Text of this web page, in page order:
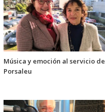
Música y emoción al servicio de
Porsaleu